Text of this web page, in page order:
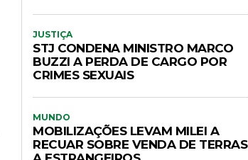
JUSTIÇA
STJ CONDENA MINISTRO MARCO
BUZZI A PERDA DE CARGO POR
CRIMES SEXUAIS
MUNDO
MOBILIZAÇÕES LEVAM MILEI A
RECUAR SOBRE VENDA DE TERRAS